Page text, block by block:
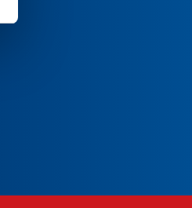
newslettra. Bez súhlasu nie je možné vás